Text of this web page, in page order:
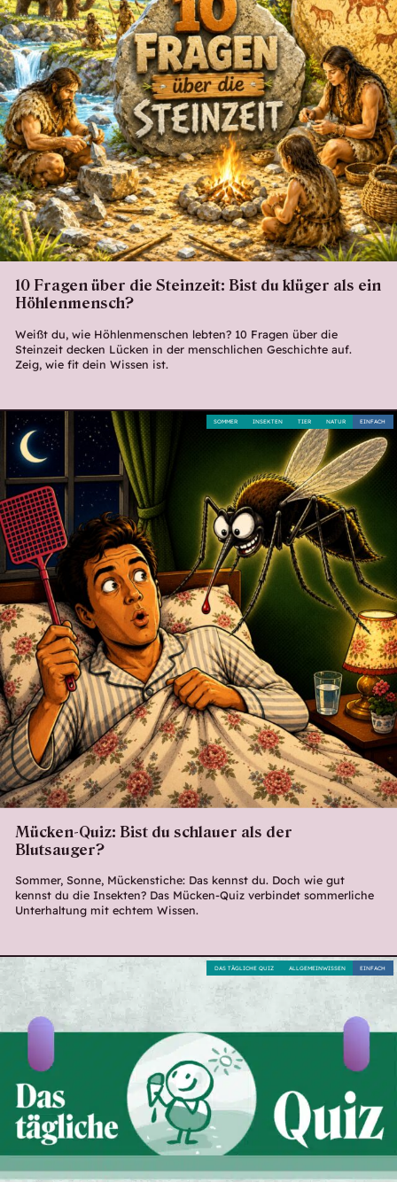
10 Fragen über die Steinzeit: Bist du klüger als ein
Höhlenmensch?
Weißt du, wie Höhlenmenschen lebten? 10 Fragen über die
Steinzeit decken Lücken in der menschlichen Geschichte auf.
Zeig, wie fit dein Wissen ist.
Mücken-Quiz: Bist du schlauer als der
Blutsauger?
Sommer, Sonne, Mückenstiche: Das kennst du. Doch wie gut
kennst du die Insekten? Das Mücken-Quiz verbindet sommerliche
Unterhaltung mit echtem Wissen.
EINFACH
NATUR
TIER
INSEKTEN
SOMMER
EINFACH
ALLGEMEINWISSEN
DAS TÄGLICHE QUIZ